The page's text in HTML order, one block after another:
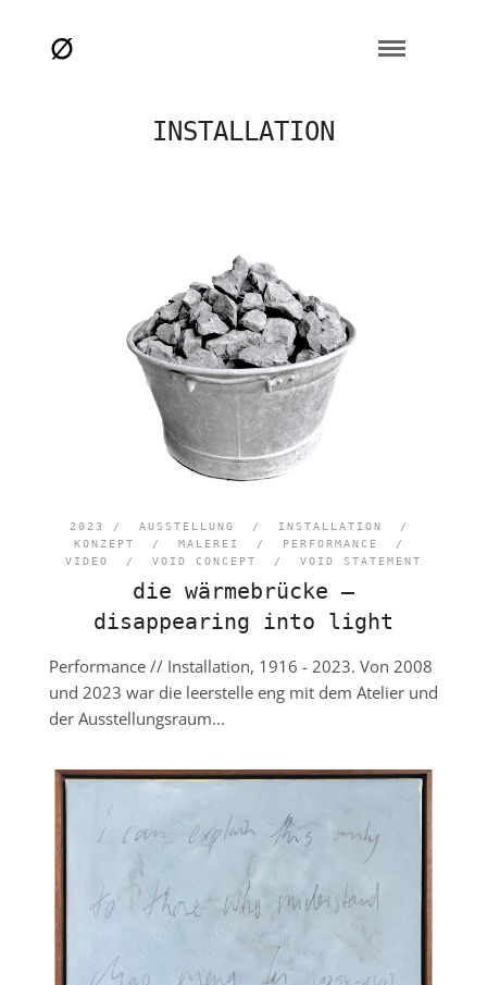
INSTALLATION
2023 / AUSSTELLUNG / INSTALLATION
/
KONZEPT
/ MALEREI / PERFORMANCE
/
VIDEO
/ VOID CONCEPT / VOID STATEMENT
die wärmebrücke –
disappearing into light
Performance // Installation, 1916 - 2023. Von 2008
und 2023 war die leerstelle eng mit dem Atelier und
der Ausstellungsraum...